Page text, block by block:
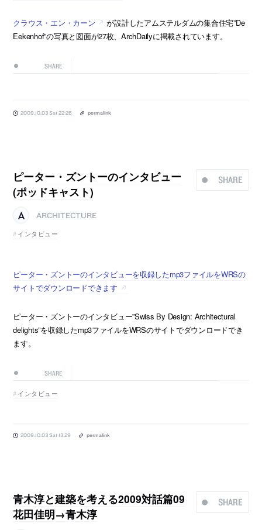
クラウス・エン・カーン
が設計したアムステルダムの集合住宅”De
Eekenhof”の写真と図面が27枚、ArchDailyに掲載されています。
SHARE
2009.10.03 Sat 22:26 permalink
SHARE
ピーター・ズントーのインタビュー
(ポッドキャスト)
ARCHITECTURE
インタビュー
ピーター・ズントーのインタビューを収録したmp3ファイルをWRSの
サイトでダウンロードできます
ピーター・ズントーのインタビュー”Swiss By Design: Architectural
delights”を収録したmp3ファイルをWRSのサイトでダウンロードでき
ます。
SHARE
インタビュー
2009.10.03 Sat 13:29 permalink
SHARE
青木淳と建築を考える2009対話篇09
花田佳明→青木淳